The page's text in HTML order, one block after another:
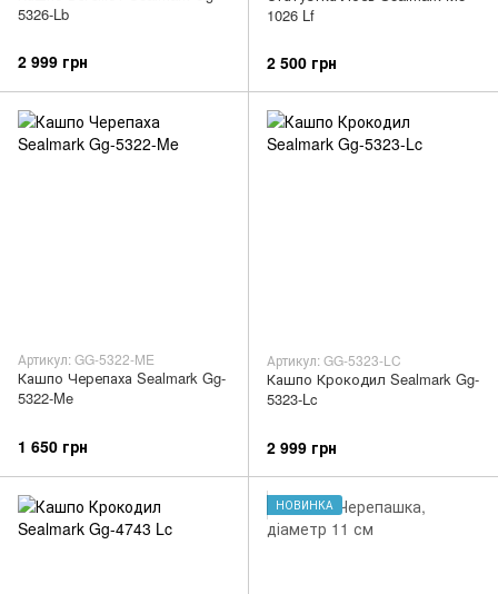
5326-Lb
2 999 грн
1026 Lf
2 500 грн
Артикул: GG-5322-ME
Кашпо Черепаха Sealmark Gg-
5322-Me
1 650 грн
Артикул: GG-5323-LC
Кашпо Крокодил Sealmark Gg-
5323-Lc
2 999 грн
НОВИНКА